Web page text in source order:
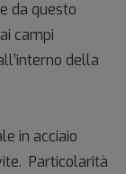
da questo
campi
della
in acciaio
Particolarità